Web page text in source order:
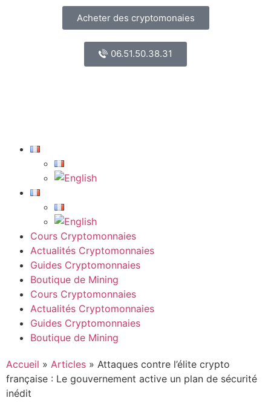
Acheter des cryptomonaies
06.51.50.38.31
Cours Cryptomonnaies
Actualités Cryptomonnaies
Guides Cryptomonnaies
Boutique de Mining
Cours Cryptomonnaies
Actualités Cryptomonnaies
Guides Cryptomonnaies
Boutique de Mining
Accueil » Articles » Attaques contre l’élite crypto
française : Le gouvernement active un plan de sécurité
inédit